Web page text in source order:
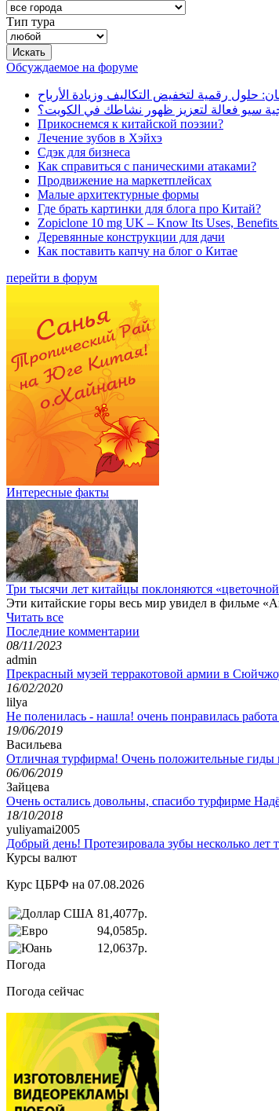
Тип тура
Обсуждаемое на форуме
حلول رقمية لتخفيض التكاليف وزيادة الأرباح
سيو فعالة لتعزيز ظهور نشاطك في الكويت؟
Прикоснемся к китайской поэзии?
Лечение зубов в Хэйхэ
Сдэк для бизнеса
Как справиться с паническими атаками?
Продвижение на маркетплейсах
Малые архитектурные формы
Где брать картинки для блога про Китай?
Zopiclone 10 mg UK – Know Its Uses,
Деревянные конструкции для дачи
Как поставить капчу на блог о Китае
перейти в форум
Интересные факты
Три тысячи лет китайцы поклоняются
Эти китайские горы весь мир увидел в фильме
Читать все
Последние комментарии
08/11/2023
admin
Прекрасный музей терракотовой армии в
16/02/2020
lilya
Не поленилась - нашла! очень понравилась работа
19/06/2019
Васильева
Отличная турфирма! Очень положительные гиды
06/06/2019
Зайцева
Очень остались довольны, спасибо турфирме
18/10/2018
yuliyamai2005
Добрый день! Протезировала зубы несколько лет
Курсы валют
Курс ЦБРФ на 07.08.2026
81,4077р.
94,0585р.
12,0637р.
Погода
Погода сейчас